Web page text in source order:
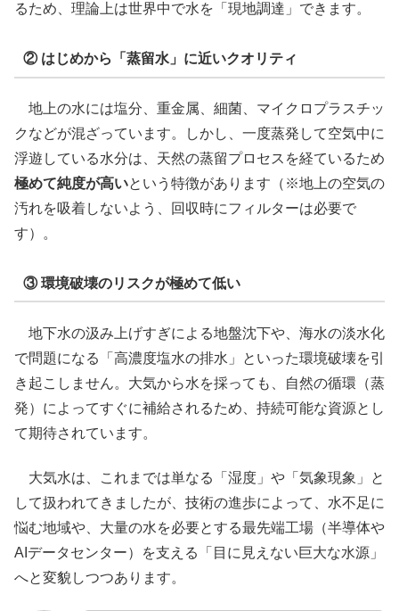
るため、理論上は世界中で水を「現地調達」できます。
② はじめから「蒸留水」に近いクオリティ
地上の水には塩分、重金属、細菌、マイクロプラスチッ
クなどが混ざっています。しかし、一度蒸発して空気中に
浮遊している水分は、天然の蒸留プロセスを経ているため
極めて純度が高いという特徴があります（※地上の空気の
汚れを吸着しないよう、回収時にフィルターは必要で
す）。
③ 環境破壊のリスクが極めて低い
地下水の汲み上げすぎによる地盤沈下や、海水の淡水化
で問題になる「高濃度塩水の排水」といった環境破壊を引
き起こしません。大気から水を採っても、自然の循環（蒸
発）によってすぐに補給されるため、持続可能な資源とし
て期待されています。
大気水は、これまでは単なる「湿度」や「気象現象」と
して扱われてきましたが、技術の進歩によって、水不足に
悩む地域や、大量の水を必要とする最先端工場（半導体や
AIデータセンター）を支える「目に見えない巨大な水源」
へと変貌しつつあります。